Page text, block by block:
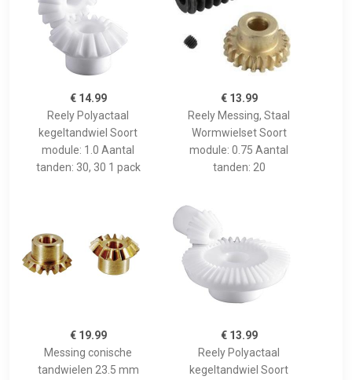
€ 14.99
Reely Polyactaal
kegeltandwiel Soort
module: 1.0 Aantal
tanden: 30, 30 1 pack
€ 13.99
Reely Messing, Staal
Wormwielset Soort
module: 0.75 Aantal
tanden: 20
€ 19.99
Messing conische
tandwielen 23.5 mm
€ 13.99
Reely Polyactaal
kegeltandwiel Soort